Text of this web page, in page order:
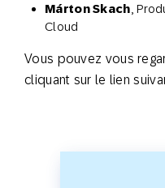
Márton Skach,
Cloud
Vous pouvez vous
cliquant sur le lien